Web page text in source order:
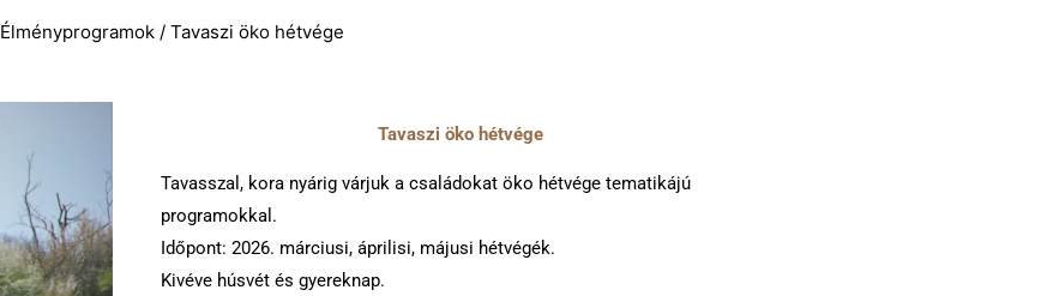
Élményprogramok/ Tavaszi öko hétvége
Tavaszi öko hétvége
Tavasszal, kora nyárig várjuk a családokat öko hétvége tematikájú
programokkal.
Időpont: 2026. márciusi, áprilisi, májusi hétvégék.
Kivéve húsvét és gyereknap.